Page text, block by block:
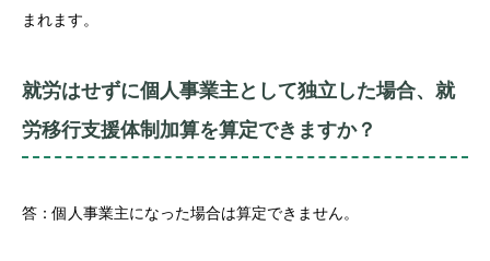
まれます。
就労はせずに個人事業主として独立した場合、就
労移行支援体制加算を算定できますか？
答：個人事業主になった場合は算定できません。